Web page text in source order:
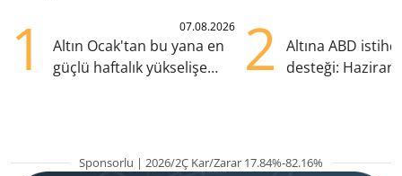
1 07.08.2026
Altın Ocak'tan bu yana en
güçlü haftalık yükselişe
2
Altına ABD
desteği:
Sponsorlu | 2026/2Ç Kar/Zarar 17.84%-82.16%